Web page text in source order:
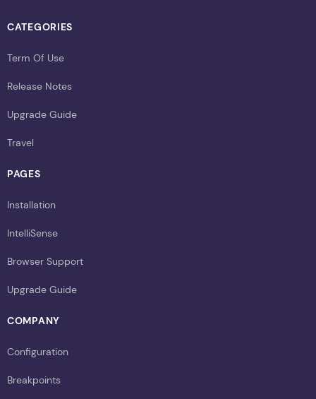
CATEGORIES
Term Of Use
Release Notes
Upgrade Guide
Travel
PAGES
Installation
IntelliSense
Browser Support
Upgrade Guide
COMPANY
Configuration
Breakpoints